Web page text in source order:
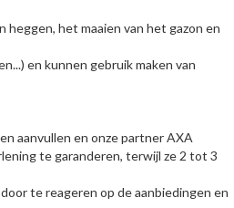
het maaien van het gazon en
en kunnen gebruik maken van
aanvullen en onze partner AXA
te garanderen, terwijl ze 2 tot 3
te reageren op de aanbiedingen en